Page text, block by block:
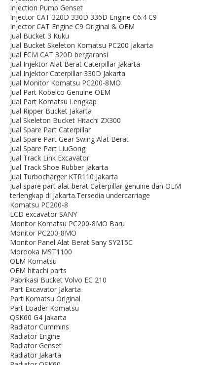
Injection Pump Genset
Injector CAT 320D 330D 336D Engine C6.4 C9
Injector CAT Engine C9 Original & OEM
Jual Bucket 3 Kuku
Jual Bucket Skeleton Komatsu PC200 Jakarta
Jual ECM CAT 320D bergaransi
Jual Injektor Alat Berat Caterpillar Jakarta
Jual Injektor Caterpillar 330D Jakarta
Jual Monitor Komatsu PC200-8MO
Jual Part Kobelco Genuine OEM
Jual Part Komatsu Lengkap
Jual Ripper Bucket Jakarta
Jual Skeleton Bucket Hitachi ZX300
Jual Spare Part Caterpillar
Jual Spare Part Gear Swing Alat Berat
Jual Spare Part LiuGong
Jual Track Link Excavator
Jual Track Shoe Rubber Jakarta
Jual Turbocharger KTR110 Jakarta
Jual spare part alat berat Caterpillar genuine dan OEM
terlengkap di Jakarta.Tersedia undercarriage
Komatsu PC200-8
LCD excavator SANY
Monitor Komatsu PC200-8MO Baru
Monitor PC200-8MO
Monitor Panel Alat Berat Sany SY215C
Morooka MST1100
OEM Komatsu
OEM hitachi parts
Pabrikasi Bucket Volvo EC 210
Part Excavator Jakarta
Part Komatsu Original
Part Loader Komatsu
QSK60 G4 Jakarta
Radiator Cummins
Radiator Engine
Radiator Genset
Radiator Jakarta